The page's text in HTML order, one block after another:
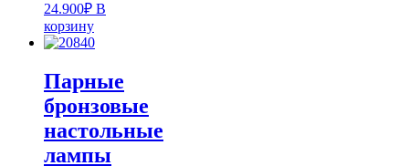
24.900₽ В
корзину
Парные
бронзовые
настольные
лампы